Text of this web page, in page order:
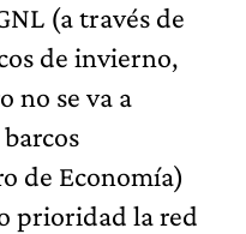
(a través de
de invierno,
no se va a
de Economía)
prioridad la red